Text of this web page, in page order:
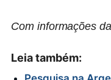
Com informações da
Leia também: